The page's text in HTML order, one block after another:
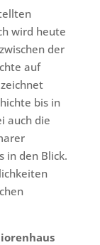
wird heute
der
auf
bis in
auch die
in den Blick.